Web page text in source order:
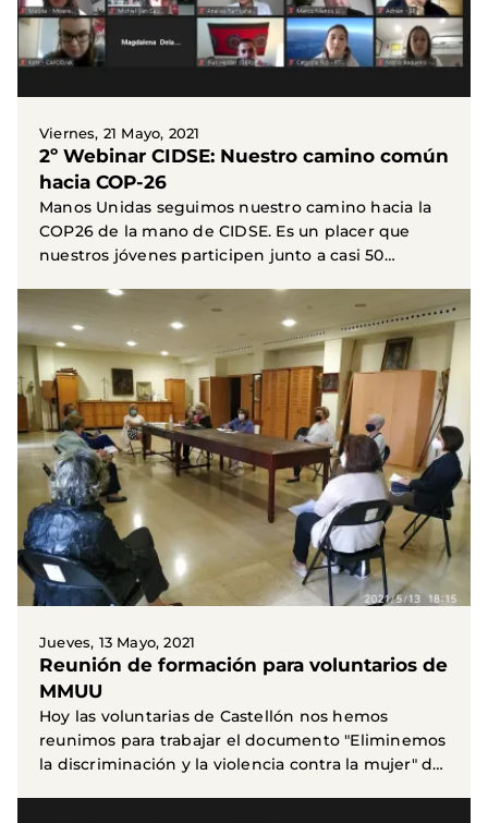
Viernes, 21 Mayo, 2021
2º Webinar CIDSE: Nuestro camino común
hacia COP-26
Manos Unidas seguimos nuestro camino hacia la
COP26 de la mano de CIDSE. Es un placer que
nuestros jóvenes participen junto a casi 50
Jueves, 13 Mayo, 2021
Reunión de formación para voluntarios de
MMUU
Hoy las voluntarias de Castellón nos hemos
reunimos para trabajar el documento "Eliminemos
la discriminación y la violencia contra la mujer" de